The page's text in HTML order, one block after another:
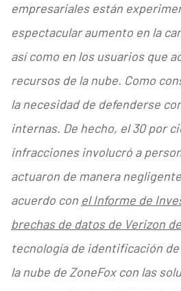
empresariales están
espectacular aumento en la
así como en los usuarios que
recursos de la nube. Como
la necesidad de defenderse
internas. De hecho, el 30 por
infracciones involucró a
actuaron de manera
acuerdo con el Informe de
brechas de datos de Verizon
tecnología de identificación de
la nube de ZoneFox con las